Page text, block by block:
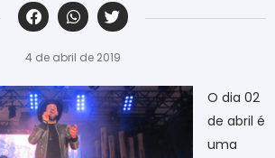
‎ ‎ ‎ ‎ ‎ ‎ ‎ ‎ ‎ ‎ ‎ ‎ ‎ ‎ ‎ ‎ ‎ ‎ ‎ ‎ ‎ ‎ ‎ ‎ ‎ ‎ ‎ ‎ ‎ ‎ ‎
4 de abril de 2019
O dia 02
de abril é
uma